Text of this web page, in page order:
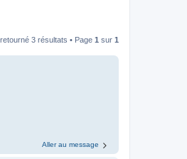
3 résultats • Page 1 sur 1
Aller au message